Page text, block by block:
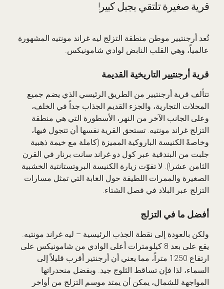
قرية صغيرة تلتقي بجبل كبير!
تُعد أرجنتيير موطن منطقة التزلج ليه غراند مونتيه المشهورة
عالمياً، وهي القلب النابض لوادي شامونيكس.
قرية أرجنتيير التاريخية القديمة
تتألف قرية أرجنتيير من الطريق الرئيسي الذي يضم جميع
المحلات التجارية، والجزء القديم الجذاب جداً في الخلف،
وعلى الجانب الآخر من النهر، الأسطورة التي هي منطقة
التزلج غراند مونتيه. تستحق القرية نفسها أن تتجول فيها،
وخاصةً الكنيسة الباروكية المميزة (كاملة مع خيمة ذهبية
جلبت من البندقية عبر كول دو غراند سانت برنار في القرن
الثامن عشر!). لا تفوّت زيارة الكنيسة البروتستانتية الخشبية
الصغيرة والممرات اللطيفة حول الغابة التي تمثل مسارات
التزلج عبر البلاد في فصل الشتاء.
أفضل ما في التزلج
ولكن بالعودة إلى نقطة الجذب الرئيسية – ليه غراند مونتيه.
يقع على بعد 8 كيلومترات أعلى الوادي من شامونيكس على
ارتفاع 1250 متراً، مما يعني أن أرجنتير أقرب قليلاً إلى
السماء، لذا فإن تساقط الثلوج جيد. وبفضل منحدراتها
المواجهة للشمال، يمكن أن يمتد موسم التزلج من أواخر